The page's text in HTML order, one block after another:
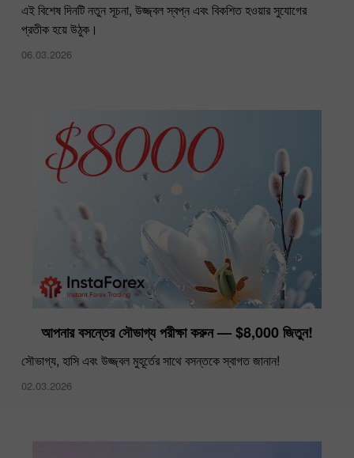
এই বিশেষ দিনটি নতুন সূচনা, উজ্জ্বল স্বপ্ন এবং বিকশিত হওয়ার সুযোগের
প্রতীক হয়ে উঠুক।
06.03.2026
আপনার বসন্তের সৌভাগ্য পরীক্ষা করুন — $8,000 জিতুন!
সৌভাগ্য, হাসি এবং উজ্জ্বল মুহূর্তের সাথে বসন্তকে স্বাগত জানান!
02.03.2026